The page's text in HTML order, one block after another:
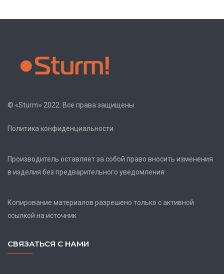
© «Sturm» 2022. Все права защищены
Политика конфиденциальности
Производитель оставляет за собой право вносить изменения
в изделия без предварительного уведомления
Копирование материалов разрешено только с активной
ссылкой на источник
СВЯЗАТЬСЯ С НАМИ